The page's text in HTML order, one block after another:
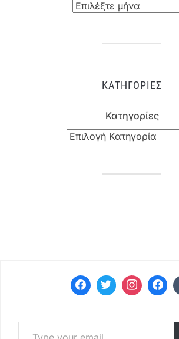
ΚΑΤΗΓΟΡΊΕΣ
Κατηγορίες
Type your email…